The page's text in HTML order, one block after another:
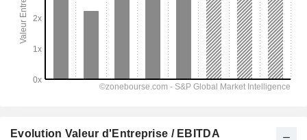
Evolution Valeur d'Entreprise / EBITDA